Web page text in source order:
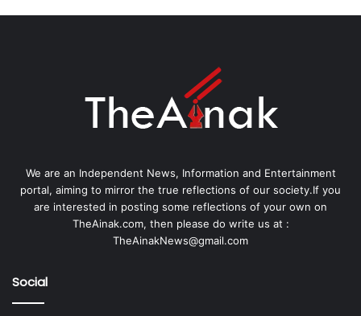
We are an Independent News, Information and Entertainment
portal, aiming to mirror the true reflections of our society.If you
are interested in posting some reflections of your own on
TheAinak.com, then please do write us at :
TheAinakNews@gmail.com
Social